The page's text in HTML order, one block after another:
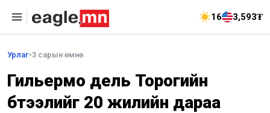
16 3,593₮
Урлаг•3 сарын өмнө
Гильермо дель Торогийн
бүтээлийг 20 жилийн дараа